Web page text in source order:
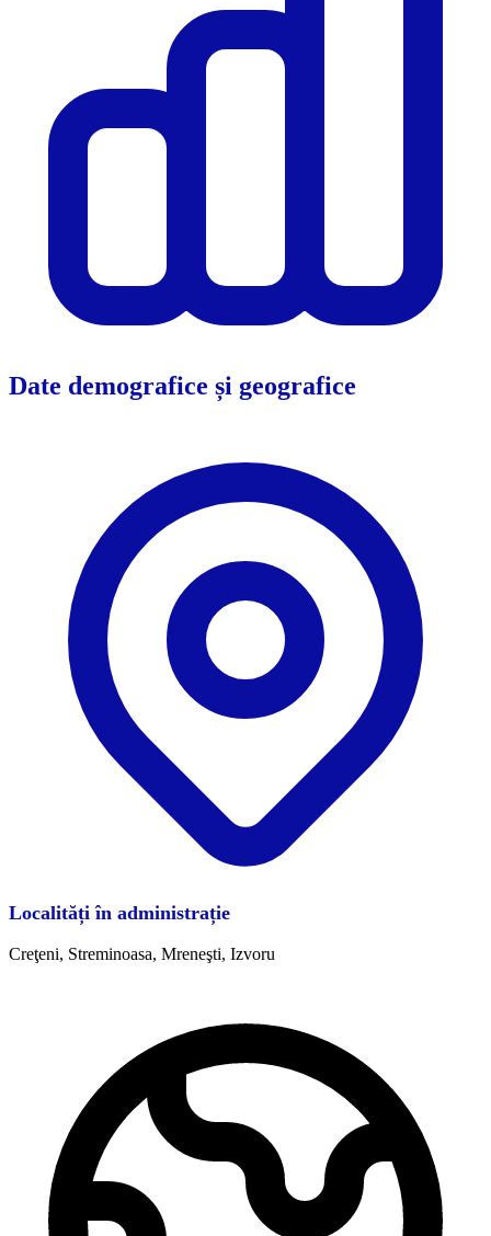
Date demografice și geografice
Localități în administrație
Creţeni, Streminoasa, Mreneşti, Izvoru